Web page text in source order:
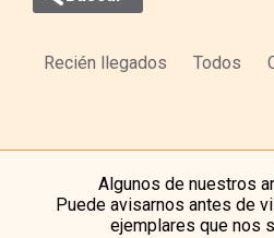
Recién llegados Todos
Algunos de nuestros
Puede avisarnos antes de
ejemplares que nos